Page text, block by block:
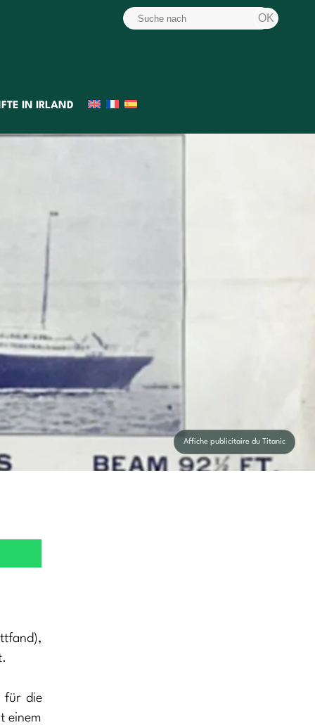
IN IRLAND
Affiche publicitaire du Titanic
für die
einem